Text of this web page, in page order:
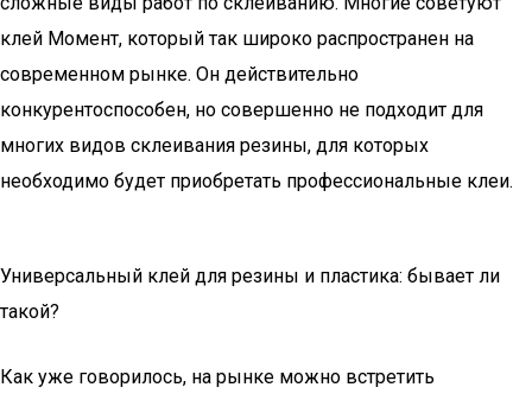
клей Момент, который так широко распространен на
современном рынке. Он действительно
конкурентоспособен, но совершенно не подходит для
многих видов склеивания резины, для которых
необходимо будет приобретать профессиональные клеи.
Универсальный клей для резины и пластика: бывает ли
такой?
Как уже говорилось, на рынке можно встретить